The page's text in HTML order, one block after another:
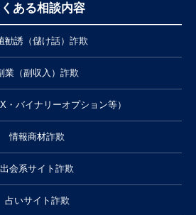
くある相談内容
勧誘（儲け話）詐欺
業（副収入）詐欺
・バイナリーオプション等）
情報商材詐欺
出会系サイト詐欺
占いサイト詐欺